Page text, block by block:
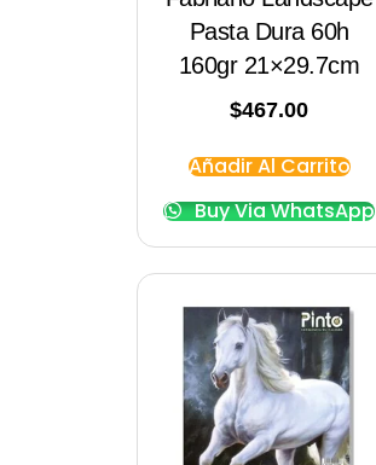
Pasta Dura 60h
160gr 21×29.7cm
$467.00
Añadir Al Carrito
Buy Via WhatsApp